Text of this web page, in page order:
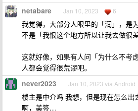
netabare Jan 10, 2023 6
我觉得，大部分人眼里的「润」，是
不是「我恨这个地方所以让我去做很
这就好像，如果有人问「为什么不考
人都会觉得很荒谬吧。
never2023 Jan 10, 2023 via Android
楼主是中介吗 我想，但是现在怎么出
啊，美签…